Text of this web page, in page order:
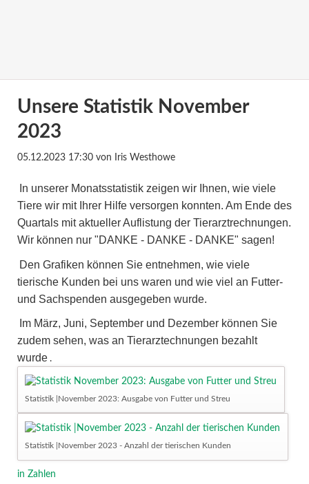
Unsere Statistik November
2023
05.12.2023 17:30von Iris Westhowe
In unserer Monatsstatistik zeigen wir Ihnen, wie viele
Tiere wir mit Ihrer Hilfe versorgen konnten. Am Ende des
Quartals mit aktueller Auflistung der Tierarztrechnungen.
Wir können nur "DANKE - DANKE - DANKE" sagen!
Den Grafiken können Sie entnehmen, wie viele
tierische Kunden bei uns waren und wie viel an Futter-
und Sachspenden ausgegeben wurde.
Im März, Juni, September und Dezember können Sie
zudem sehen, was an Tierarztechnungen bezahlt
wurde .
Statistik |November 2023: Ausgabe von Futter und Streu
Statistik |November 2023 - Anzahl der tierischen Kunden
in Zahlen